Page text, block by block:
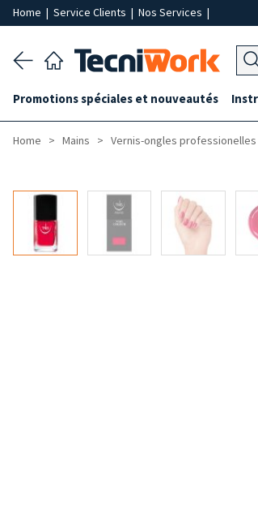
Home | Service Clients | Nos Services |
Promotions spéciales et nouveautés
Home Mains Vernis-ongles professionelles